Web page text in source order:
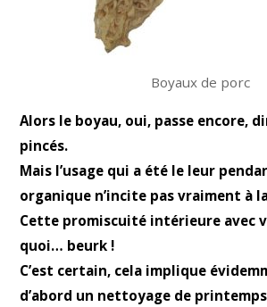
Boyaux de porc
Alors le boyau, oui, passe encore,
pincés.
Mais l’usage qui a été le leur
organique n’incite pas vraiment à
Cette promiscuité intérieure avec
quoi… beurk !
C’est certain, cela implique
d’abord un nettoyage de